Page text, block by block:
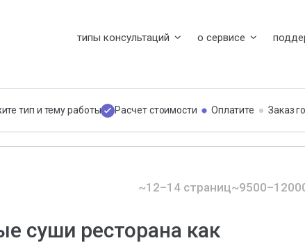
типы консультаций о сервисе
тип и тему работы Расчет стоимости Оплатите Заказ
~12–14 страниц
суши ресторана как